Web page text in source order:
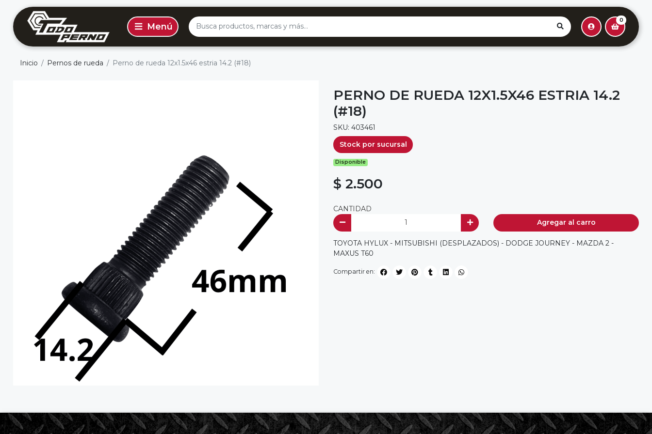
0
Inicio Pernos de rueda Perno de rueda 12x1.5x46 estria 14.2 (#18)
PERNO DE RUEDA 12X1.5X46 ESTRIA 14.2
(#18)
SKU: 403461
Stock por sucursal
Disponible
$ 2.500
CANTIDAD
Agregar al carro
TOYOTA HYLUX - MITSUBISHI (DESPLAZADOS) - DODGE JOURNEY - MAZDA 2 -
MAXUS T60
Compartir en: